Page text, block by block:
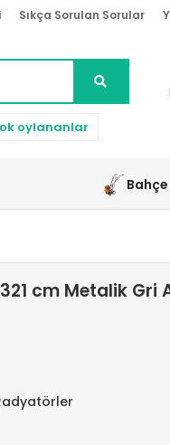
Sıkça Sorulan Sorular
oylananlar
Bahçe
cm Metalik Gri